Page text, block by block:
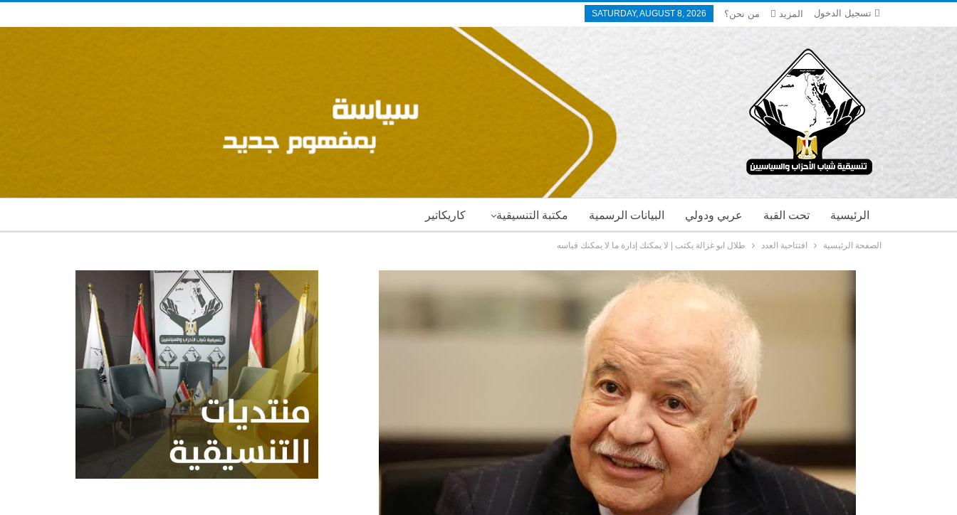
تسجيل الدخول SATURDAY, AUGUST 8, 2026 من نحن؟ المزيد
كاريكاتير مكتبة التنسيقية البيانات الرسمية عربي ودولي تحت القبة الرئيسية
الصفحة الرئيسية افتتاحية العدد طلال ابو غزالة يكتب | لا يمكنك إدارة ما لا يمكنك قياسه